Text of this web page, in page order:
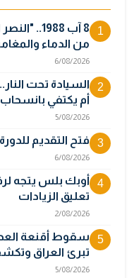
1
8 آب
من الدماء
6/08/2026
2
السيادة تحت
أم يكتفي
5/08/2026
3 فتح التقديم للدورة (32) بالمعهد العالي
6/08/2026
4
أوبك بلس يتجه
تعليق الزيادات
2/08/2026
5
سقوط أقنعة
تبرئ العراق
5/08/2026